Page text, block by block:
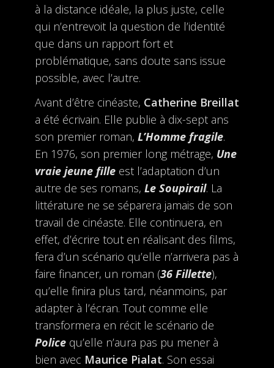
à la distance idéale, la plus juste, celle
qui n’entrevoit la question de l’identité
que dans un rapport fort et
problématique, sans doute sans issue
possible, avec l’autre.
Avant d’être cinéaste, Catherine Breillat
a été écrivain. Elle publie à dix-sept ans
son premier roman, L’Homme fragile.
En 1976, son premier long métrage, Une
vraie jeune filleest l’adaptation d’un
autre de ses romans, Le Soupirail. La
littérature ne se séparera jamais de son
travail de cinéaste. Elle continuera, en
effet, d’écrire tout en réalisant des films,
fera d’un scénario qu’elle n’arrivera pas à
faire financer, un roman (36 Fillette),
qu’elle finira plus tard, néanmoins, par
adapter à l’écran. Tout comme elle
transformera en récit le scénario de
Policequ’elle n’aura pas pu mener à
bien avec Maurice Pialat. Son essai